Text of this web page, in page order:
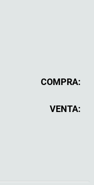
COMPRA:
VENTA: